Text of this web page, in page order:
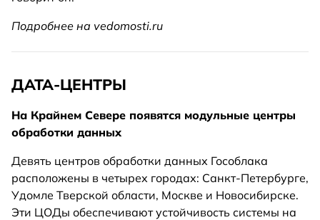
Подробнее на vedomosti.ru
ДАТА-ЦЕНТРЫ
На Крайнем Севере появятся модульные центры
обработки данных
Девять центров обработки данных Гособлака
расположены в четырех городах: Санкт-Петербурге,
Удомле Тверской области, Москве и Новосибирске.
Эти ЦОДы обеспечивают устойчивость системы на